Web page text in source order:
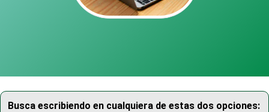
Busca escribiendo en cualquiera de estas dos opciones: